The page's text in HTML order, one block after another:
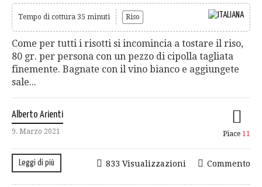
Tempo di cottura 35 minuti Riso
Come per tutti i risotti si incomincia a tostare il riso,
80 gr. per persona con un pezzo di cipolla tagliata
finemente. Bagnate con il vino bianco e aggiungete
sale...
Alberto Arienti
9. Marzo 2021 Piace 11
Leggi di più Commento
833 Visualizzazioni